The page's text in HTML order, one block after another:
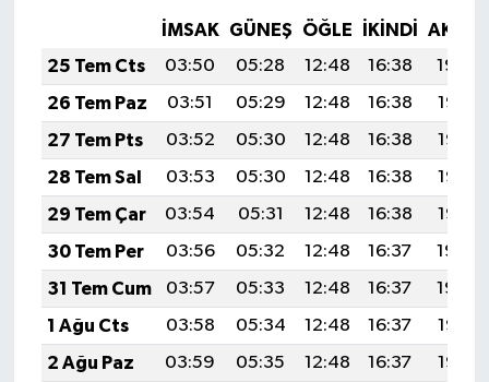
İMSAK GÜNEŞ ÖĞLE İKINDI
25 Tem Cts
03:50 05:28 12:48 16:38
19:59
26 Tem Paz
03:51 05:29 12:48 16:38
19:58
27 Tem Pts
03:52 05:30 12:48 16:38
19:57
28 Tem Sal
03:53 05:30 12:48 16:38
19:56
29 Tem Çar
03:54 05:31 12:48 16:38
19:55
30 Tem Per
03:56 05:32 12:48 16:37
19:54
31 Tem Cum
03:57 05:33 12:48 16:37
19:54
1 Ağu Cts
03:58 05:34 12:48 16:37
19:53
2 Ağu Paz
03:59 05:35 12:48 16:37
19:52